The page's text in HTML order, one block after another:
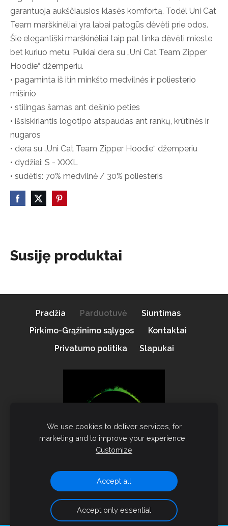
garantuoja aukščiausios klasės komfortą. Todėl Uni Cat
Team marškinėliai yra labai patogūs dėvėti prie odos.
Šie elegantiški marškinėliai taip pat tinka dėvėti mieste
bet kuriuo metu. Puikiai dera su „Uni Cat Team Zipper
Hoodie“ džemperiu.
• pagaminta iš itin minkšto medvilnės ir poliesterio
mišinio
• stilingas šamas ant dešinio peties
• išsiskiriantis logotipo atspaudas ant rankų, krūtinės ir
nugaros
• dera su „Uni Cat Team Zipper Hoodie“ džemperiu
• dydžiai: S - XXXL
• sudėtis: 70% medvilnė / 30% poliesteris
Susiję produktai
Pradžia Parduotuvė
Siuntimas
Pirkimo-Grąžinimo sąlygos
Kontaktai
Privatumo politika
Slapukai
dacat.lt 2021
We use cookies to deliver services, for
marketing and to improve your experience.
Customize
Accept all
Accept only essential